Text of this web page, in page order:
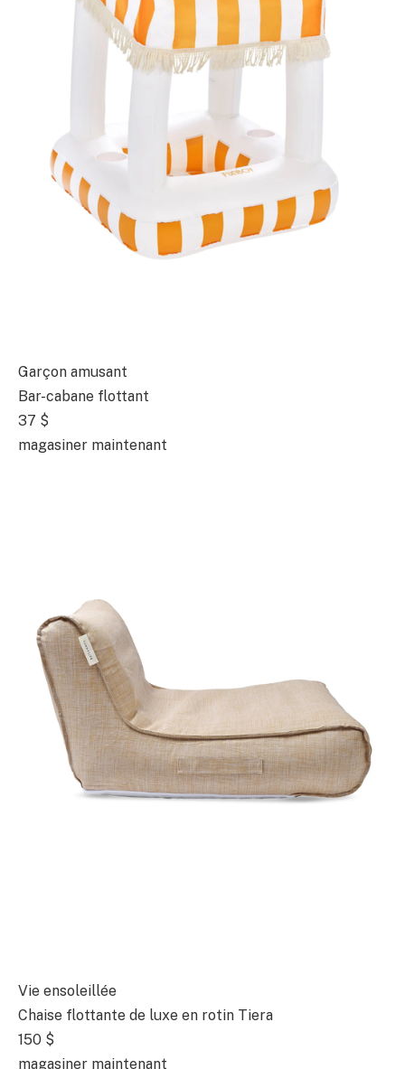
Garçon amusant
Bar-cabane flottant
37 $
magasiner maintenant
Vie ensoleillée
Chaise flottante de luxe en rotin Tiera
150 $
magasiner maintenant